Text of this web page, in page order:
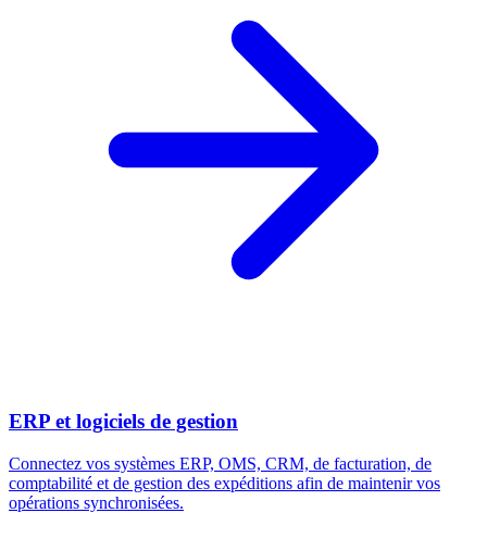
ERP et logiciels de gestion
Connectez vos systèmes ERP, OMS, CRM, de facturation, de
comptabilité et de gestion des expéditions afin de maintenir vos
opérations synchronisées.